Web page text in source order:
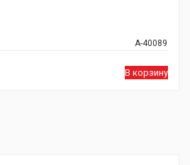
А-40089
В корзину